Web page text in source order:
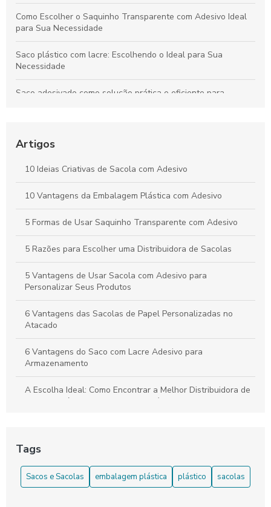
Como Escolher o Saquinho Transparente com Adesivo Ideal
para Sua Necessidade
Saco plástico com lacre: Escolhendo o Ideal para Sua
Necessidade
Saco adesivado como solução prática e eficiente para
Plásticas para Seu Negócio
Como Escolher Sacolas Personalizadas de Papel para seu
Negócio
Sacolas Personalizadas: Como Escolher e Transformar Sua
Marca
Artigos
10 Ideias Criativas de Sacola com Adesivo
10 Vantagens da Embalagem Plástica com Adesivo
5 Formas de Usar Saquinho Transparente com Adesivo
5 Razões para Escolher uma Distribuidora de Sacolas
5 Vantagens de Usar Sacola com Adesivo para
Personalizar Seus Produtos
6 Vantagens das Sacolas de Papel Personalizadas no
Atacado
6 Vantagens do Saco com Lacre Adesivo para
Armazenamento
A Escolha Ideal: Como Encontrar a Melhor Distribuidora de
Sacolas Plásticas para o Seu Negócio
As Melhores Sacolas de Papel Personalizadas no Atacado:
A Solução Perfeita para a sua Empresa!
Tags
Sacos e Sacolas embalagem plástica plástico sacolas